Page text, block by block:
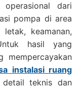
operasional dari
pompa di area
keamanan,
hasil yang
mempercayakan
instalasi ruang
teknis dan